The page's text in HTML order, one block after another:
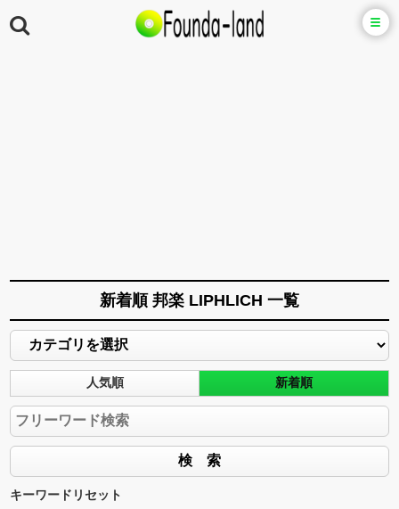
新着順 邦楽 LIPHLICH 一覧
人気順 新着順
キーワードリセット